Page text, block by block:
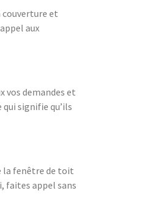
et
aux
vos demandes et
signifie qu’ils
la fenêtre de toit
faites appel sans